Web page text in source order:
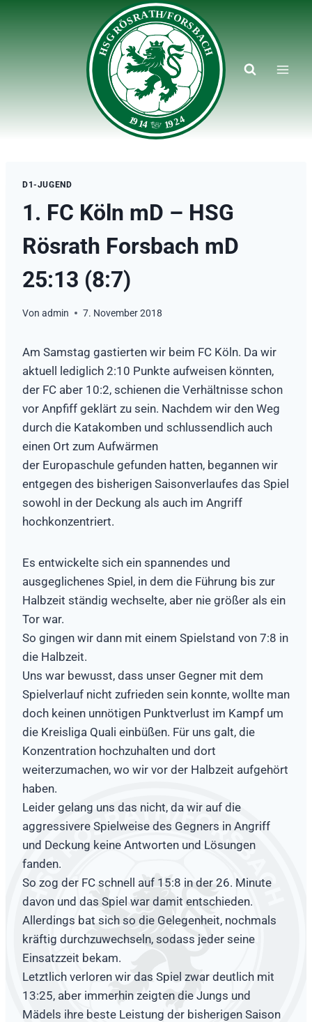
D1-JUGEND
1. FC Köln mD – HSG
Rösrath Forsbach mD
25:13 (8:7)
Von admin 7. November 2018
Am Samstag gastierten wir beim FC Köln. Da wir
aktuell lediglich 2:10 Punkte aufweisen könnten,
der FC aber 10:2, schienen die Verhältnisse schon
vor Anpfiff geklärt zu sein. Nachdem wir den Weg
durch die Katakomben und schlussendlich auch
einen Ort zum Aufwärmen
der Europaschule gefunden hatten, begannen wir
entgegen des bisherigen Saisonverlaufes das Spiel
sowohl in der Deckung als auch im Angriff
hochkonzentriert.
Es entwickelte sich ein spannendes und
ausgeglichenes Spiel, in dem die Führung bis zur
Halbzeit ständig wechselte, aber nie größer als ein
Tor war.
So gingen wir dann mit einem Spielstand von 7:8 in
die Halbzeit.
Uns war bewusst, dass unser Gegner mit dem
Spielverlauf nicht zufrieden sein konnte, wollte man
doch keinen unnötigen Punktverlust im Kampf um
die Kreisliga Quali einbüßen. Für uns galt, die
Konzentration hochzuhalten und dort
weiterzumachen, wo wir vor der Halbzeit aufgehört
haben.
Leider gelang uns das nicht, da wir auf die
aggressivere Spielweise des Gegners in Angriff
und Deckung keine Antworten und Lösungen
fanden.
So zog der FC schnell auf 15:8 in der 26. Minute
davon und das Spiel war damit entschieden.
Allerdings bat sich so die Gelegenheit, nochmals
kräftig durchzuwechseln, sodass jeder seine
Einsatzzeit bekam.
Letztlich verloren wir das Spiel zwar deutlich mit
13:25, aber immerhin zeigten die Jungs und
Mädels ihre beste Leistung der bisherigen Saison